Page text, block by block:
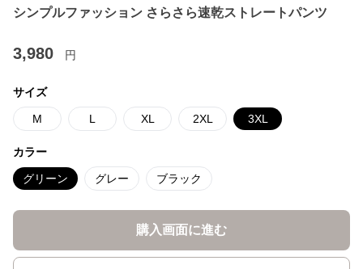
シンプルファッション さらさら速乾ストレートパンツ
3,980 円
サイズ
M L XL 2XL 3XL
カラー
グリーン グレー ブラック
購入画面に進む